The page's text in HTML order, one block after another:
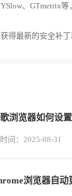
、GTmetrix
得最新的安全补丁
时间：2025-08-31